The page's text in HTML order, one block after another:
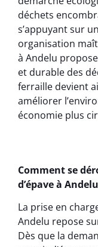
déchets
s’appuyant sur
organisation
à Andelu
et durable des
ferraille devient
améliorer
économie plus
Comment se
d’épave à
La prise en
Andelu repose
Dès que la